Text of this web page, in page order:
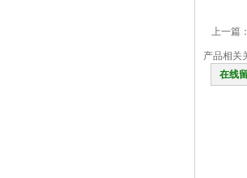
上一篇：
产品相关
在线